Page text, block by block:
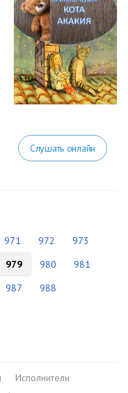
Слушать онлайн
971 972
973
979 980
981
987
988
Исполнители